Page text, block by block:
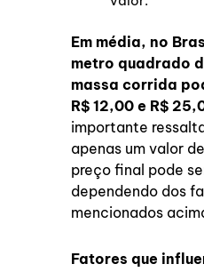
Em média, no
metro quadrado
massa corrida
R$ 12,00 e R$
importante
apenas um valor
preço final pode
dependendo dos
mencionados
Fatores que